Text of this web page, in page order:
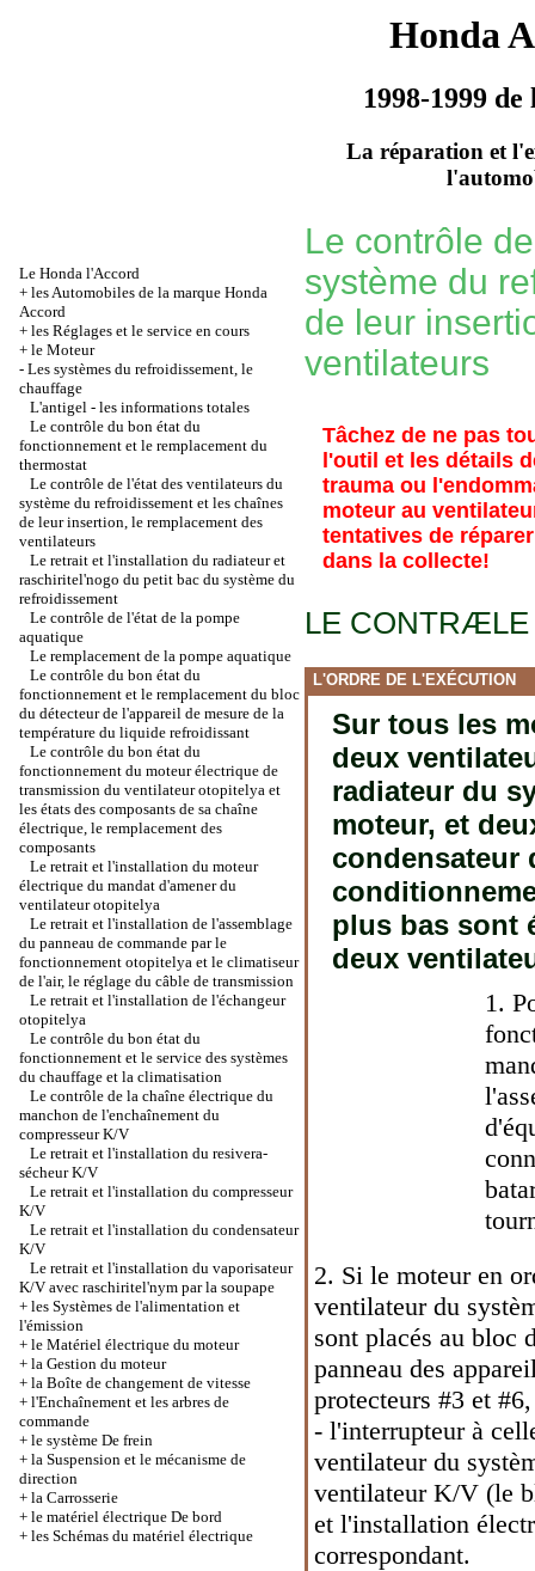
Honda
1998-1999
La réparation et
Le Honda l'Accord
+ les Automobiles de la marque Honda
Accord
+ les Réglages et le service en cours
+ le Moteur
- Les systèmes du refroidissement, le
chauffage
L'antigel - les informations totales
Le contrôle du bon état du
fonctionnement et le remplacement du
thermostat
Le contrôle de l'état des ventilateurs du
système du refroidissement et les chaînes
de leur insertion, le remplacement des
ventilateurs
Le retrait et l'installation du radiateur et
raschiritel'nogo du petit bac du système du
refroidissement
Le contrôle de l'état de la pompe
aquatique
Le remplacement de la pompe aquatique
Le contrôle du bon état du
fonctionnement et le remplacement du bloc
du détecteur de l'appareil de mesure de la
température du liquide refroidissant
Le contrôle du bon état du
fonctionnement du moteur électrique de
transmission du ventilateur otopitelya et
les états des composants de sa chaîne
électrique, le remplacement des
composants
Le retrait et l'installation du moteur
électrique du mandat d'amener du
ventilateur otopitelya
Le retrait et l'installation de l'assemblage
du panneau de commande par le
fonctionnement otopitelya et le climatiseur
de l'air, le réglage du câble de transmission
Le retrait et l'installation de l'échangeur
otopitelya
Le contrôle du bon état du
fonctionnement et le service des systèmes
du chauffage et la climatisation
Le contrôle de la chaîne électrique du
manchon de l'enchaînement du
compresseur K/V
Le retrait et l'installation du resivera-
sécheur K/V
Le retrait et l'installation du compresseur
K/V
Le retrait et l'installation du condensateur
K/V
Le retrait et l'installation du vaporisateur
K/V avec raschiritel'nym par la soupape
+ les Systèmes de l'alimentation et
l'émission
+ le Matériel électrique du moteur
+ la Gestion du moteur
+ la Boîte de changement de vitesse
+ l'Enchaînement et les arbres de
commande
+ le système De frein
+ la Suspension et le mécanisme de
direction
+ la Carrosserie
+ le matériel électrique De bord
+ les Schémas du matériel électrique
Le contrôle
système du
de leur
ventilateurs
Tâchez de ne pas
l'outil et les détails
trauma ou
moteur au
tentatives de
dans la collecte!
LE CONTRÆLE
L'ORDRE DE L'EXÉCUTION
Sur tous les
deux
radiateur du
moteur, et
condensateur
plus bas sont
deux
1.
2. Si le moteur en
ventilateur du
sont placés au bloc
panneau des
protecteurs #3 et
- l'interrupteur à
ventilateur du
ventilateur K/V (le
et l'installation
correspondant.